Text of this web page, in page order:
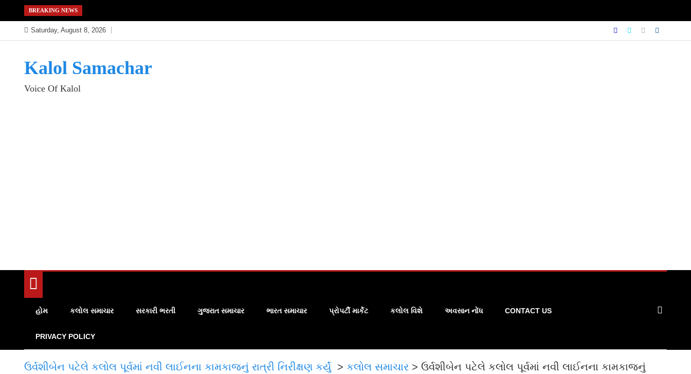
to
content
BREAKING NEWS
Saturday, August 8, 2026
Kalol Samachar
Voice Of Kalol
હોમ કલોલ સમાચાર સરકારી ભરતી ગુજરાત સમાચાર ભારત સમાચાર પ્રોપર્ટી માર્કેટ કલોલ વિશે અવસાન નોંધ CONTACT US
PRIVACY POLICY
ઉર્વશીબેન પટેલે કલોલ પૂર્વમાં નવી લાઈનના કામકાજનું રાત્રી નિરીક્ષણ કર્યું > કલોલ સમાચાર > ઉર્વશીબેન પટેલે કલોલ પૂર્વમાં નવી લાઈનના કામકાજનું